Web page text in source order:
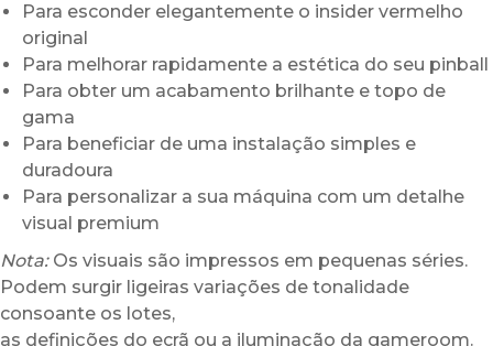
Para esconder elegantemente o insider vermelho
original
Para melhorar rapidamente a estética do seu pinball
Para obter um acabamento brilhante e topo de
gama
Para beneficiar de uma instalação simples e
duradoura
Para personalizar a sua máquina com um detalhe
visual premium
Nota:Os visuais são impressos em pequenas séries.
Podem surgir ligeiras variações de tonalidade
consoante os lotes,
as definições do ecrã ou a iluminação da gameroom.